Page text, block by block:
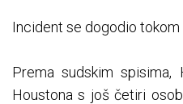
Incident se dogodio tokom
Prema sudskim
Houstona s još četiri